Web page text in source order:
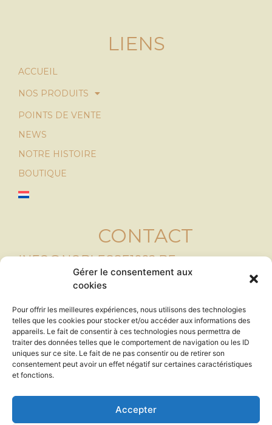
Gérer le consentement aux
cookies
Pour offrir les meilleures expériences, nous utilisons des technologies
telles que les cookies pour stocker et/ou accéder aux informations des
appareils. Le fait de consentir à ces technologies nous permettra de
traiter des données telles que le comportement de navigation ou les ID
uniques sur ce site. Le fait de ne pas consentir ou de retirer son
consentement peut avoir un effet négatif sur certaines caractéristiques
et fonctions.
Accepter
LIENS
ACCUEIL
NOS PRODUITS
POINTS DE VENTE
NEWS
NOTRE HISTOIRE
BOUTIQUE
CONTACT
INFO@NOBLESSE1882.BE
RUE DIEU LE GARDE, 10
+32.495/70.76.37
TVA : BE0676743363
À VENIR